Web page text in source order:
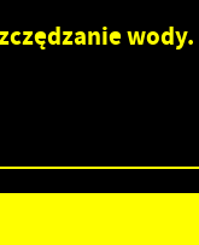
wody.